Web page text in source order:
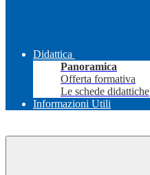
Didattica
Panoramica
Offerta formativa
Le schede didattiche
Informazioni Utili